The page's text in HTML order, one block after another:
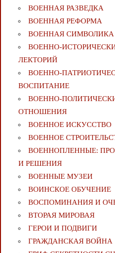
ВОЕННАЯ РАЗВЕДКА
ВОЕННАЯ РЕФОРМА
ВОЕННАЯ СИМВОЛИКА
ВОЕННО-
ЛЕКТОРИЙ
ВОЕННО-
ВОСПИТАНИЕ
ВОЕННО-
ОТНОШЕНИЯ
ВОЕННОЕ ИСКУССТВО
ВОЕННОЕ
ВОЕННОПЛЕННЫЕ:
И РЕШЕНИЯ
ВОЕННЫЕ МУЗЕИ
ВОИНСКОЕ ОБУЧЕНИЕ
ВОСПОМИНАНИЯ И
ВТОРАЯ МИРОВАЯ
ГЕРОИ И ПОДВИГИ
ГРАЖДАНСКАЯ ВОЙНА